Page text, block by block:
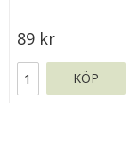
89 kr
KÖP